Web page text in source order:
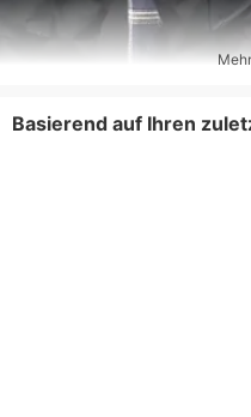
Basierend auf Ihren